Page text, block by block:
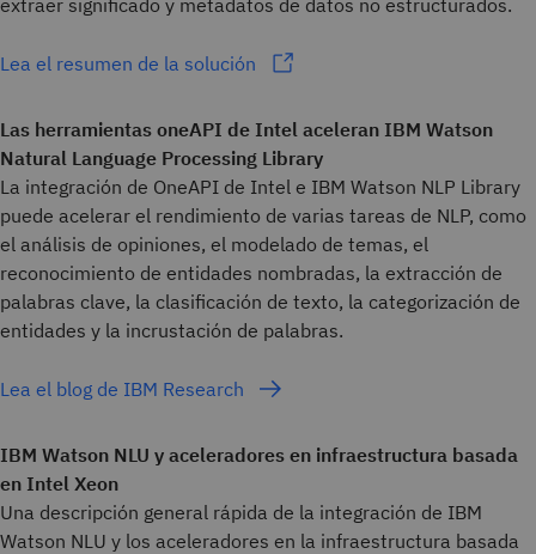
extraer significado y metadatos de datos no estructurados.
Lea el resumen de la solución
Las herramientas oneAPI de Intel aceleran IBM Watson
Natural Language Processing Library
La integración de OneAPI de Intel e IBM Watson NLP Library
puede acelerar el rendimiento de varias tareas de NLP, como
el análisis de opiniones, el modelado de temas, el
reconocimiento de entidades nombradas, la extracción de
palabras clave, la clasificación de texto, la categorización de
entidades y la incrustación de palabras.
Lea el blog de IBM Research
IBM Watson NLU y aceleradores en infraestructura basada
en Intel Xeon
Una descripción general rápida de la integración de IBM
Watson NLU y los aceleradores en la infraestructura basada